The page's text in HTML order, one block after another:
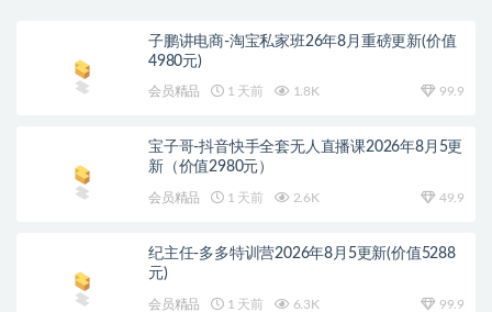
子鹏讲电商-淘宝私家班26年8月重磅更新(价值
4980元)
会员精品 1 天前 1.8K 99.9
宝子哥-抖音快手全套无人直播课2026年8月5更
新（价值2980元）
会员精品 1 天前 2.6K 49.9
纪主任-多多特训营2026年8月5更新(价值5288
元)
会员精品 1 天前 6.3K 99.9